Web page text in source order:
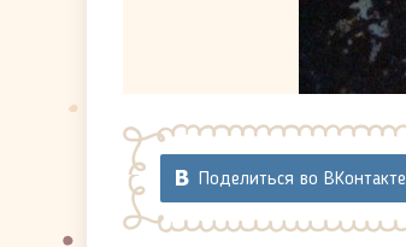
Поделиться во ВКонтакте